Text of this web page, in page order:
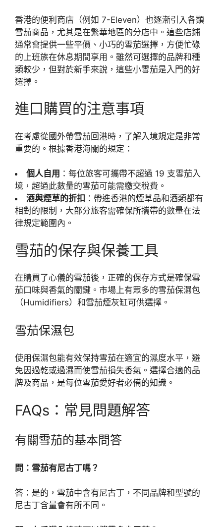
香港的便利商店（例如 7-Eleven）也逐漸引入各類
雪茄商品，尤其是在繁華地區的分店中。這些店鋪
通常會提供一些平價、小巧的雪茄選擇，方便忙碌
的上班族在休息期間享用。雖然可選擇的品牌和種
類較少，但對於新手來說，這些小雪茄是入門的好
選擇。
進口購買的注意事項
在考慮從國外帶雪茄回港時，了解入境規定是非常
重要的。根據香港海關的規定：
個人自用 ：每位旅客可攜帶不超過 19 支雪茄入
境，超過此數量的雪茄可能需繳交稅費。
酒與煙草的折扣 ：帶進香港的煙草品和酒類都有
相對的限制，大部分旅客需確保所攜帶的數量在法
律規定範圍內。
雪茄的保存與保養工具
在購買了心儀的雪茄後，正確的保存方式是確保雪
茄口味與香氣的關鍵。市場上有眾多的雪茄保濕包
（Humidifiers）和雪茄煙灰缸可供選擇。
雪茄保濕包
使用保濕包能有效保持雪茄在適宜的濕度水平，避
免因過乾或過濕而使雪茄損失香氣。選擇合適的品
牌及商品，是每位雪茄愛好者必備的知識。
FAQs：常見問題解答
有關雪茄的基本問答
問：雪茄有尼古丁嗎？
答：是的，雪茄中含有尼古丁，不同品牌和型號的
尼古丁含量會有所不同。